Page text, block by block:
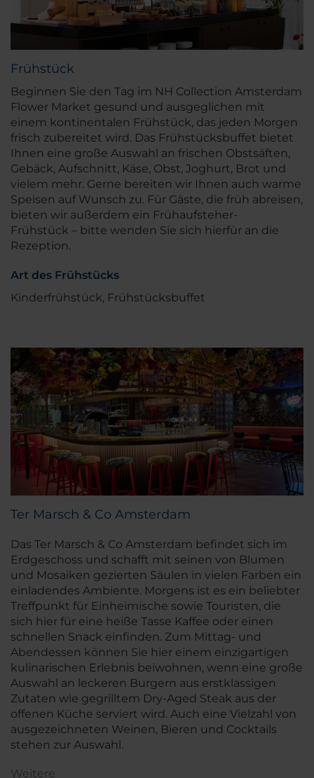
Frühstück
Beginnen Sie den Tag im NH Collection Amsterdam
Flower Market gesund und ausgeglichen mit
einem kontinentalen Frühstück, das jeden Morgen
frisch zubereitet wird. Das Frühstücksbuffet bietet
Ihnen eine große Auswahl an frischen Obstsäften,
Gebäck, Aufschnitt, Käse, Obst, Joghurt, Brot und
vielem mehr. Gerne bereiten wir Ihnen auch warme
Speisen auf Wunsch zu. Für Gäste, die früh abreisen,
bieten wir außerdem ein Frühaufsteher-
Frühstück – bitte wenden Sie sich hierfür an die
Rezeption.
Art des Frühstücks
Kinderfrühstück, Frühstücksbuffet
Ter Marsch & Co Amsterdam
Das Ter Marsch & Co Amsterdam befindet sich im
Erdgeschoss und schafft mit seinen von Blumen
und Mosaiken gezierten Säulen in vielen Farben ein
einladendes Ambiente. Morgens ist es ein beliebter
Treffpunkt für Einheimische sowie Touristen, die
sich hier für eine heiße Tasse Kaffee oder einen
schnellen Snack einfinden. Zum Mittag- und
Abendessen können Sie hier einem einzigartigen
kulinarischen Erlebnis beiwohnen, wenn eine große
Auswahl an leckeren Burgern aus erstklassigen
Zutaten wie gegrilltem Dry-Aged Steak aus der
offenen Küche serviert wird. Auch eine Vielzahl von
ausgezeichneten Weinen, Bieren und Cocktails
stehen zur Auswahl.
Weitere